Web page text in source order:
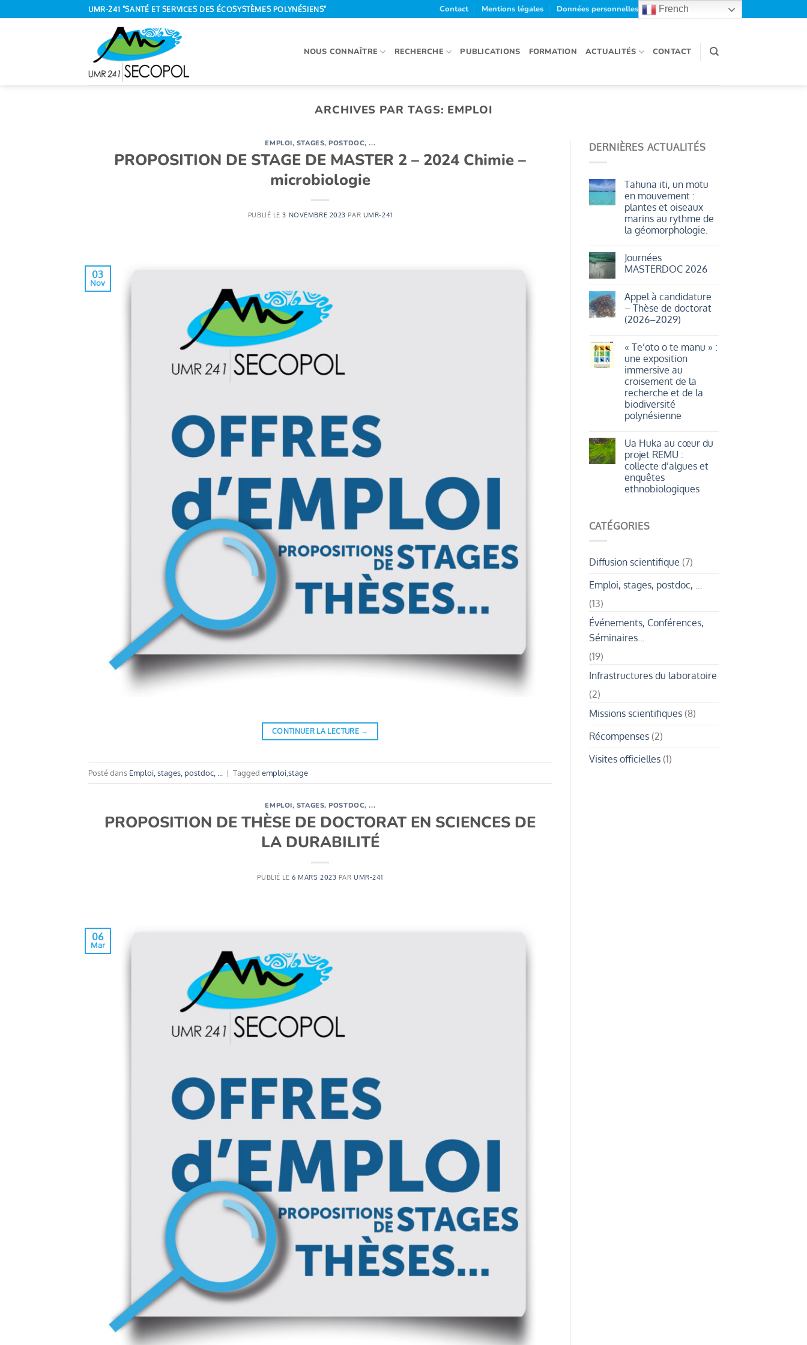
au
UMR-241 "SANTÉ ET SERVICES DES ÉCOSYSTÈMES POLYNÉSIENS" Contact Mentions légales Données personnelles et cookies
NOUS CONNAÎTRE RECHERCHE PUBLICATIONS FORMATION ACTUALITÉS CONTACT
ARCHIVES PAR TAGS: EMPLOI
EMPLOI, STAGES, POSTDOC, ...
PROPOSITION DE STAGE DE MASTER 2 – 2024 Chimie –
microbiologie
PUBLIÉ LE3 NOVEMBRE 2023 PAR UMR-241
03
Nov
CONTINUER LA LECTURE →
Posté dans Emploi, stages, postdoc, ... | Tagged emploistage
EMPLOI, STAGES, POSTDOC, ...
PROPOSITION DE THÈSE DE DOCTORAT EN SCIENCES DE
LA DURABILITÉ
PUBLIÉ LE6 MARS 2023 PARUMR-241
06
Mar
DERNIÈRES ACTUALITÉS
Tahuna iti, un motu
en mouvement :
plantes et oiseaux
marins au rythme de
la géomorphologie.
sur
Tahuna
iti,
en
mouvement
plantes
marins
au
rythme
de
la
géomorphologie.
Journées
MASTERDOC 2026
sur
Journées
MASTERDOC
2026
Appel à candidature
– Thèse de doctorat
(2026–2029)
sur
Appel
à
candidature
–
Thèse
de
doctorat
(2026–
2029)
« Te’oto o te manu » :
une exposition
immersive au
croisement de la
recherche et de la
biodiversité
polynésienne
sur
«
Te’oto
o
te
manu
»
immersive
au
recherche
et
la
biodiversité
Ua Huka au cœur du
projet REMU :
collecte d’algues et
enquêtes
ethnobiologiques
Ua
Huka
projet
collecte
ethnobiologiques
CATÉGORIES
Diffusion scientifique (7)
Emploi, stages, postdoc, …
(13)
Événements, Conférences,
Séminaires…
(19)
Infrastructures du laboratoire
(2)
Missions scientifiques(8)
Récompenses(2)
Visites officielles(1)
French